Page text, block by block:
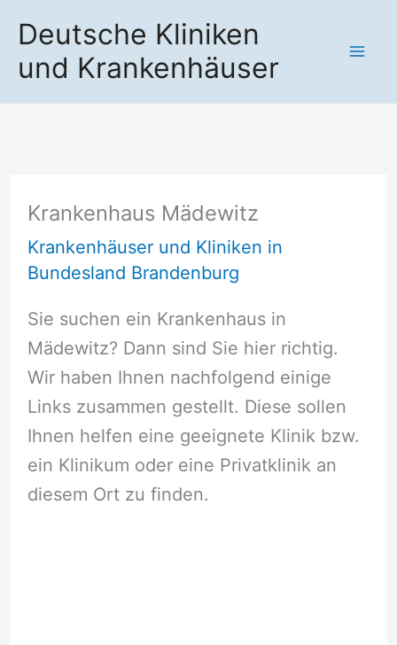
Inhalt
springen
Deutsche Kliniken
und Krankenhäuser
Krankenhaus Mädewitz
Krankenhäuser und Kliniken in
Bundesland Brandenburg
Sie suchen ein Krankenhaus in
Mädewitz? Dann sind Sie hier richtig.
Wir haben Ihnen nachfolgend einige
Links zusammen gestellt. Diese sollen
Ihnen helfen eine geeignete Klinik bzw.
ein Klinikum oder eine Privatklinik an
diesem Ort zu finden.